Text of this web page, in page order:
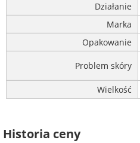
Działanie
Marka
Opakowanie
Problem skóry
Wielkość
Historia ceny